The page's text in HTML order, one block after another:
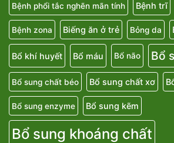
Bệnh phổi tắc nghẽn mãn tính Bệnh trĩ
Bệnh zona Biếng ăn ở trẻ Bỏng da
Bổ khí huyết Bổ máu Bổ não Bổ
Bổ sung chất béo Bổ sung chất xơ
Bổ sung enzyme Bổ sung kẽm
Bổ sung khoáng chất